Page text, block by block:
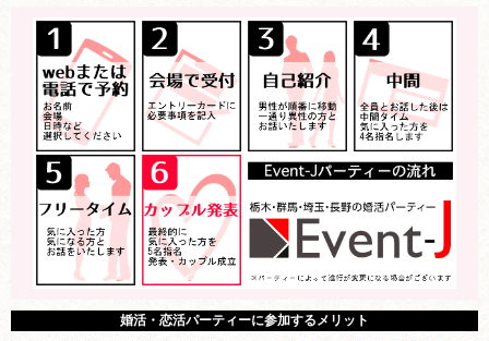
婚活・恋活パーティーに参加するメリット